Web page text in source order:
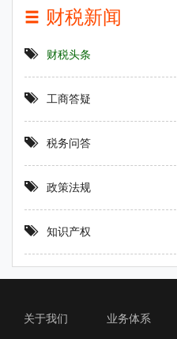
财税新闻
财税头条
工商答疑
税务问答
政策法规
知识产权
关于我们 业务体系